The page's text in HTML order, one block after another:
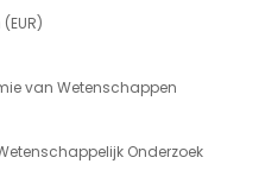
van Wetenschappen
Onderzoek